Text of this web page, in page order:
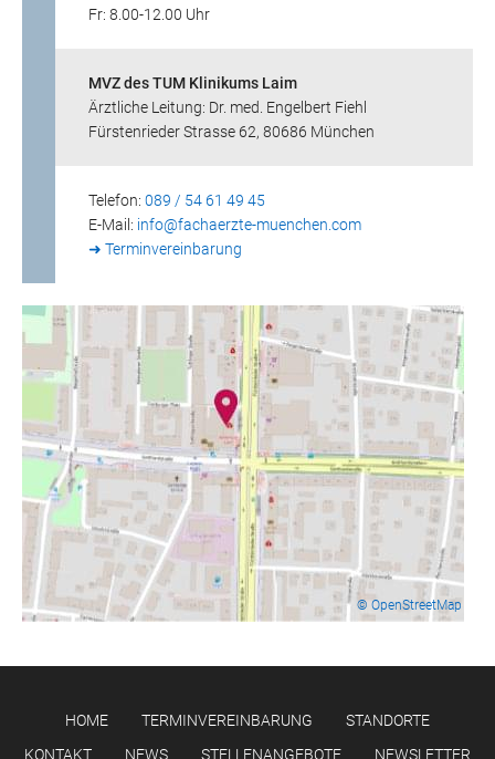
Fr: 8.00-12.00 Uhr
MVZ des TUM Klinikums Laim
Ärztliche Leitung: Dr. med. Engelbert Fiehl
Fürstenrieder Strasse 62, 80686 München
Telefon: 089 / 54 61 49 45
E-Mail: info@fachaerzte-muenchen.com
➜ Terminvereinbarung
© OpenStreetMap
HOME TERMINVEREINBARUNG
STANDORTE
KONTAKT
NEWS STELLENANGEBOTE NEWSLETTER